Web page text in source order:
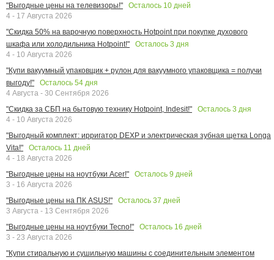
"Выгодные цены на телевизоры!"
Осталось 10 дней
4 - 17 Августа 2026
"Скидка 50% на варочную поверхность Hotpoint при покупке духового
шкафа или холодильника Hotpoint!"
Осталось 3 дня
4 - 10 Августа 2026
"Купи вакуумный упаковщик + рулон для вакуумного упаковщика = получи
выгоду!"
Осталось 54 дня
4 Августа - 30 Сентября 2026
"Скидка за СБП на бытовую технику Hotpoint, Indesit!"
Осталось 3 дня
4 - 10 Августа 2026
"Выгодный комплект: ирригатор DEXP и электрическая зубная щетка Longa
Vita!"
Осталось 11 дней
4 - 18 Августа 2026
"Выгодные цены на ноутбуки Acer!"
Осталось 9 дней
3 - 16 Августа 2026
"Выгодные цены на ПК ASUS!"
Осталось 37 дней
3 Августа - 13 Сентября 2026
"Выгодные цены на ноутбуки Tecno!"
Осталось 16 дней
3 - 23 Августа 2026
"Купи стиральную и сушильную машины с соединительным элементом